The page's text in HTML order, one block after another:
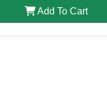
Add To Cart